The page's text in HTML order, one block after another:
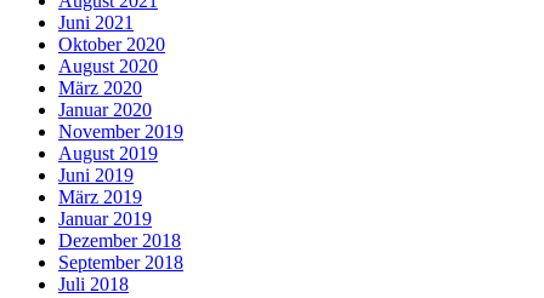
Juni 2021
Oktober 2020
August 2020
März 2020
Januar 2020
November 2019
August 2019
Juni 2019
März 2019
Januar 2019
Dezember 2018
September 2018
Juli 2018